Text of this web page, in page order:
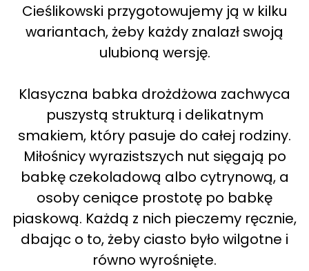
Cieślikowski przygotowujemy ją w kilku
wariantach, żeby każdy znalazł swoją
ulubioną wersję.
Klasyczna babka drożdżowa zachwyca
puszystą strukturą i delikatnym
smakiem, który pasuje do całej rodziny.
Miłośnicy wyrazistszych nut sięgają po
babkę czekoladową albo cytrynową, a
osoby ceniące prostotę po babkę
piaskową. Każdą z nich pieczemy ręcznie,
dbając o to, żeby ciasto było wilgotne i
równo wyrośnięte.